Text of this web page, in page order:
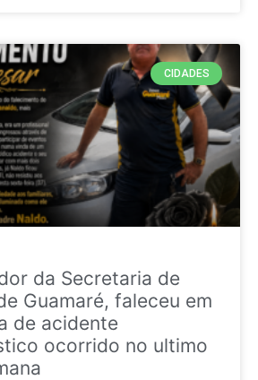
CIDADES
da Secretaria de
Guamaré, faleceu em
de acidente
ocorrido no ultimo